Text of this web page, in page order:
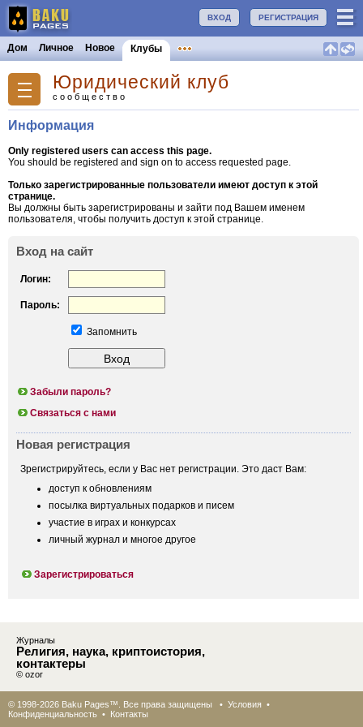
РЕГИСТРАЦИЯ
ВХОД
Дом Личное Новое Клубы
Юридический клуб
сообщество
Информация
Only registered users can access this page.
You should be registered and sign on to access requested page.
Только зарегистрированные пользователи имеют доступ к этой
странице.
Вы должны быть зарегистрированы и зайти под Вашем именем
пользователя, чтобы получить доступ к этой странице.
Вход на сайт
Логин:
Пароль:
Запомнить
Забыли пароль?
Связаться с нами
Новая регистрация
Зрегистрируйтесь, если у Вас нет регистрации. Это даст Вам:
доступ к обновлениям
посылка виртуальных подарков и писем
участие в играх и конкурсах
личный журнал и многое другое
Зарегистрироваться
Журналы
Религия, наука, криптоистория,
контактеры
© ozor
© 1998-2026 Baku Pages™. Все права защищены • Условия •
Конфиденциальность • Контакты